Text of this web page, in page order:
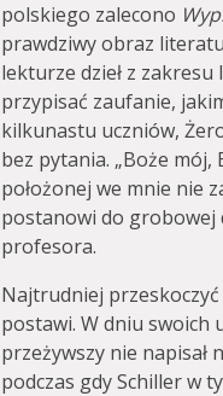
polskiego zalecono
prawdziwy obraz
lekturze dzieł z
przypisać zaufanie,
kilkunastu uczniów,
bez pytania. „Boże mój,
położonej we mnie nie
postanowi do grobowej
profesora.
Najtrudniej
postawi. W dniu swoich
przeżywszy nie napisał
podczas gdy Schiller w